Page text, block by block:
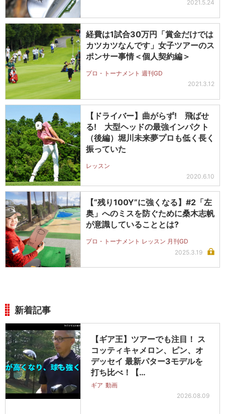
2021.5.24
経費は1試合30万円「賞金だけでは
カツカツなんです」女子ツアーのス
ポンサー事情＜個人契約編＞
プロ・トーナメント 週刊GD
2021.3.12
【ドライバー】曲がらず! 飛ばせ
る! 大型ヘッドの最強インパクト
（後編）堀川未来夢プロも低く長く
振っていた
レッスン
2020.6.10
【“残り100Y”に強くなる】#2「左
奥」へのミスを防ぐために桑木志帆
が意識していることとは?
プロ・トーナメント レッスン 月刊GD
2025.3.19
新着記事
【ギア王】ツアーでも注目！ ス
コッティキャメロン、ピン、オ
デッセイ 最新パター3モデルを
打ち比べ！【…
ギア 動画
2026.08.09